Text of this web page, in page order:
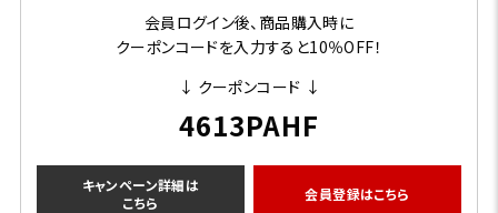
会員ログイン後、商品購入時に
クーポンコードを入力すると10％OFF！
↓ クーポンコード ↓
4613PAHF
キャンペーン詳細は
こちら
会員登録はこちら